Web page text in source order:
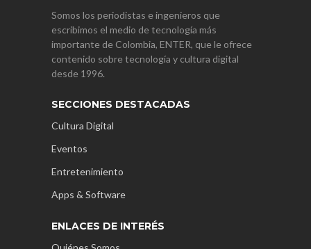
Somos los periodistas e ingenieros que
escribimos el medio de tecnología más
importante de Colombia, ENTER, que le ofrece
contenido sobre tecnología y cultura digital
desde 1996.
SECCIONES DESTACADAS
Cultura Digital
Eventos
Entretenimiento
Apps & Software
ENLACES DE INTERÉS